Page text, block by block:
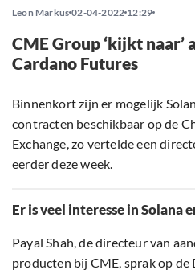
Leon Markus 02-04-2022 12:29
CME Group ‘kijkt naar’
Cardano Futures
Binnenkort zijn er mogelijk
contracten beschikbaar op de
Exchange, zo vertelde een
eerder deze week.
Er is veel interesse in Solana
Payal Shah, de directeur van
producten bij CME, sprak op